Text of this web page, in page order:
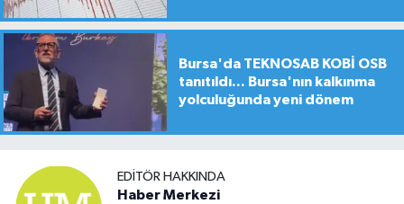
Bursa'da TEKNOSAB KOBİ OSB
tanıtıldı... Bursa'nın kalkınma
yolculuğunda yeni dönem
EDITÖR HAKKINDA
Haber Merkezi